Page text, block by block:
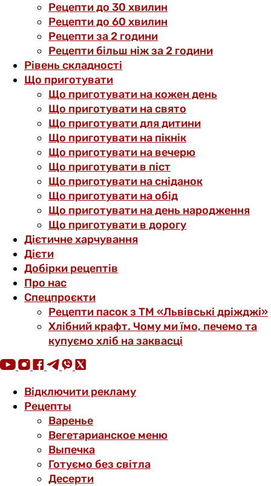
Рецепти до 30 хвилин
Рецепти до 60 хвилин
Рецепти за 2 години
Рецепти більш ніж за 2 години
Рівень складності
Що приготувати
Що приготувати на кожен день
Що приготувати на свято
Що приготувати для дитини
Що приготувати на пікнік
Що приготувати на вечерю
Що приготувати в піст
Що приготувати на сніданок
Що приготувати на обід
Що приготувати на день народження
Що приготувати в дорогу
Дієтичне харчування
Дієти
Добірки рецептів
Про нас
Спецпроєкти
Рецепти пасок з ТМ «Львівські дріжджі»
Хлібний крафт. Чому ми їмо, печемо та
купуємо хліб на заквасці
Відключити рекламу
Рецепты
Варенье
Вегетарианское меню
Выпечка
Готуємо без світла
Десерти